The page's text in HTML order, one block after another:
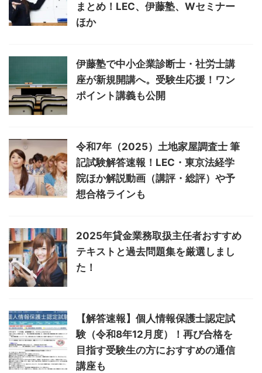
まとめ！LEC、伊藤塾、Wセミナー
ほか
伊藤塾で中小企業診断士・社労士講
座が新規開講へ。受験生応援！ワン
ポイント講義も公開
令和7年（2025）土地家屋調査士 筆
記試験解答速報！LEC・東京法経学
院ほか解説動画（講評・総評）や予
想合格ラインも
2025年貸金業務取扱主任者おすすめ
テキストと過去問題集を厳選しまし
た！
【解答速報】個人情報保護士認定試
験（令和8年12月度）！再び合格を
目指す受験生の方におすすめの通信
講座も